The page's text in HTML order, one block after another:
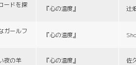
ードを探
『心の温度』 辻
ガールフ
『心の温度』
夜の羊 『心の温度』 佐